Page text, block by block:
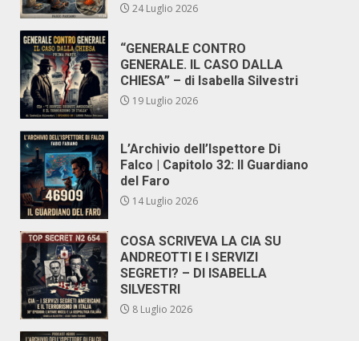
24 Luglio 2026
“GENERALE CONTRO
GENERALE. IL CASO DALLA
CHIESA” – di Isabella Silvestri
19 Luglio 2026
L’Archivio dell’Ispettore Di
Falco | Capitolo 32: Il Guardiano
del Faro
14 Luglio 2026
COSA SCRIVEVA LA CIA SU
ANDREOTTI E I SERVIZI
SEGRETI? – DI ISABELLA
SILVESTRI
8 Luglio 2026